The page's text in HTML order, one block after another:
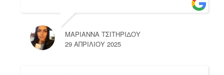
ΜΑΡΙΑΝΝΑ ΤΣΙΤΗΡΙΔΟΥ
29 ΑΠΡΙΛΊΟΥ 2025